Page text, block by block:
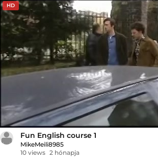
HD
Fun English course 1
MikeMeili8985
10 views 2 hónapja